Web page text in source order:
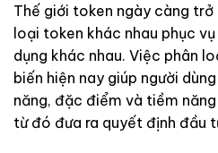
Thế giới token ngày càng trở
loại token khác nhau phục
dụng khác nhau. Việc phân
biến hiện nay giúp người
năng, đặc điểm và tiềm
từ đó đưa ra quyết định đầu